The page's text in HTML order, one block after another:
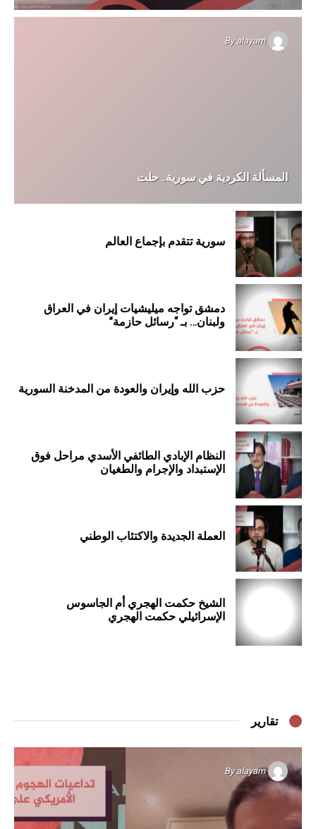
Byalayam
المسألة الكردية في سورية.. حلت
سورية تتقدم بإجماع العالم
دمشق تواجه ميليشيات إيران في العراق
ولبنان… بـ “رسائل حازمة”
حزب الله وإيران والعودة من المدخنة السورية
النظام الإبادي الطائفي الأسدي مراحل فوق
الإستبداد والإجرام والطغيان
العملة الجديدة والاكتئاب الوطني
الشيخ حكمت الهجري أم الجاسوس
الإسرائيلي حكمت الهجري
تقارير
Byalayam